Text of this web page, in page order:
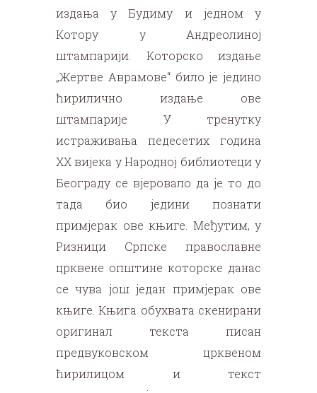
издања у Будиму и једном у
Котору у Андреолиној
штампарији. Которско издање
„Жертве Аврамове“ било је једино
ћирилично издање ове
штампарије У тренутку
истраживања педесетих година
XX вијека у Народној библиотеци у
Београду се вјеровало да је то до
тада био једини познати
примјерак ове књиге. Међутим, у
Ризници Српске православне
црквене општине которске данас
се чува још један примјерак ове
књиге. Књига обухвата скенирани
оригинал текста писан
предвуковском црквеном
ћирилицом и текст